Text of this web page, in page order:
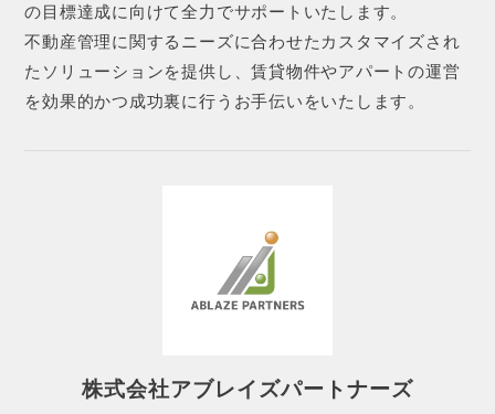
の目標達成に向けて全力でサポートいたします。
不動産管理に関するニーズに合わせたカスタマイズされ
たソリューションを提供し、賃貸物件やアパートの運営
を効果的かつ成功裏に行うお手伝いをいたします。
株式会社アブレイズパートナーズ